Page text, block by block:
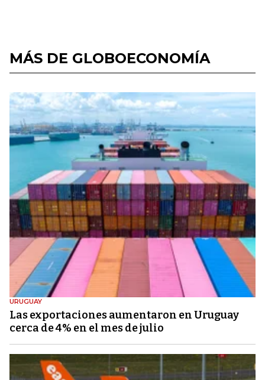
MÁS DE GLOBOECONOMÍA
URUGUAY
Las exportaciones aumentaron en Uruguay
cerca de 4% en el mes de julio